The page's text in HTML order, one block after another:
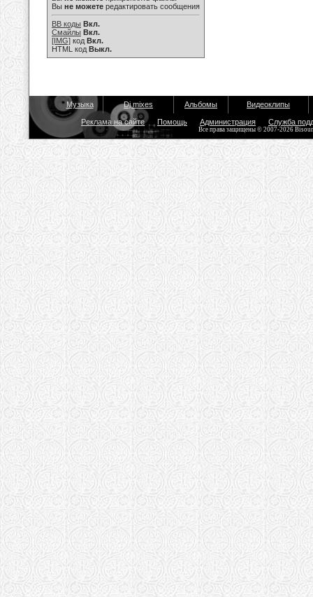
Вы не можете редактировать сообщения
BB коды Вкл.
Смайлы Вкл.
[IMG] код Вкл.
HTML код Выкл.
Музыка Dj mixes Альбомы Видеоклипы
Реклама на сайте Помощь Администрация Служба
Все права защищены © 2007-2026